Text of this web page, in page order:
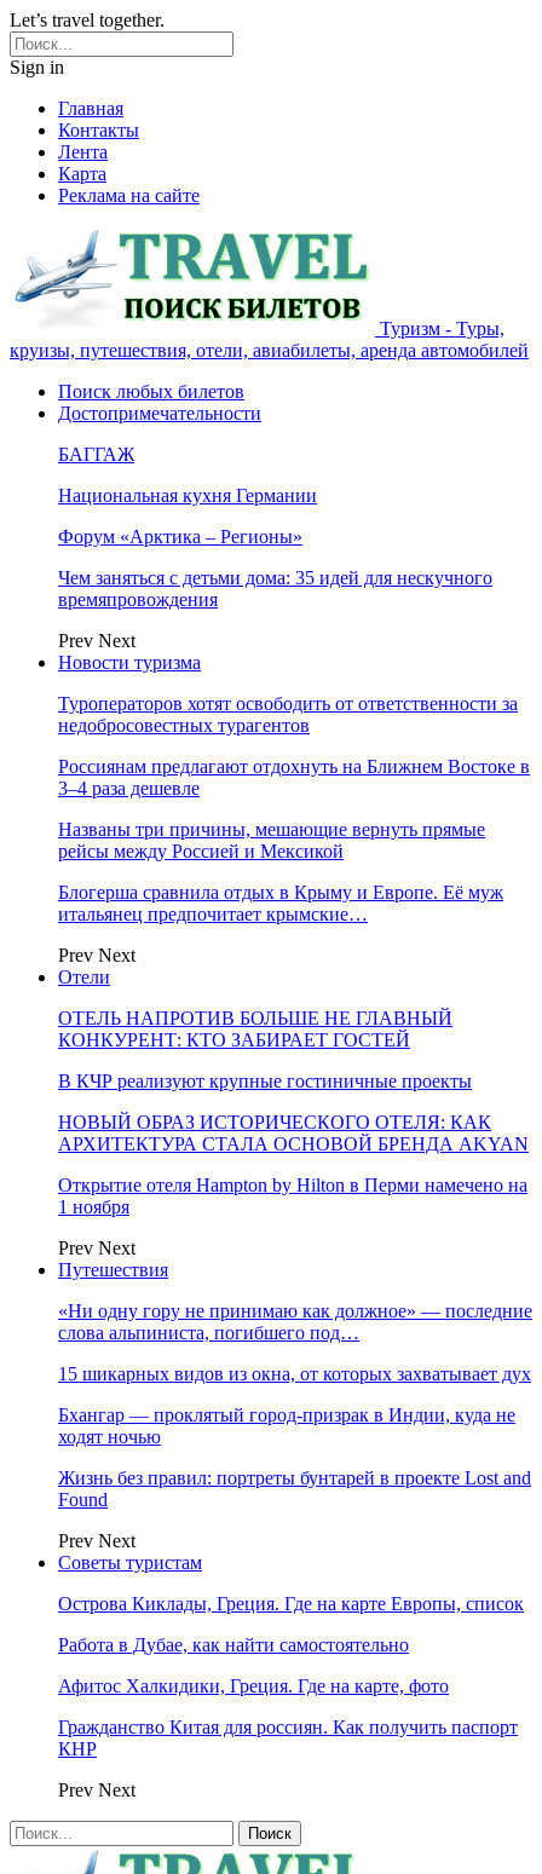
Let’s travel together.
Sign in
Главная
Контакты
Лента
Карта
Реклама на сайте
Туризм - Туры,
круизы, путешествия, отели, авиабилеты, аренда автомобилей
Поиск любых билетов
Достопримечательности
БАГГАЖ
Национальная кухня Германии
Форум «Арктика – Регионы»
Чем заняться с детьми дома: 35 идей для нескучного
времяпровождения
Prev Next
Новости туризма
Туроператоров хотят освободить от ответственности за
недобросовестных турагентов
Россиянам предлагают отдохнуть на Ближнем Востоке в
3–4 раза дешевле
Названы три причины, мешающие вернуть прямые
рейсы между Россией и Мексикой
Блогерша сравнила отдых в Крыму и Европе. Её муж
итальянец предпочитает крымские…
Prev Next
Отели
ОТЕЛЬ НАПРОТИВ БОЛЬШЕ НЕ ГЛАВНЫЙ
КОНКУРЕНТ: КТО ЗАБИРАЕТ ГОСТЕЙ
В КЧР реализуют крупные гостиничные проекты
НОВЫЙ ОБРАЗ ИСТОРИЧЕСКОГО ОТЕЛЯ: КАК
АРХИТЕКТУРА СТАЛА ОСНОВОЙ БРЕНДА AKYAN
Открытие отеля Hampton by Hilton в Перми намечено на
1 ноября
Prev Next
Путешествия
«Ни одну гору не принимаю как должное» — последние
слова альпиниста, погибшего под…
15 шикарных видов из окна, от которых захватывает дух
Бхангар — проклятый город-призрак в Индии, куда не
ходят ночью
Жизнь без правил: портреты бунтарей в проекте Lost and
Found
Prev Next
Советы туристам
Острова Киклады, Греция. Где на карте Европы, список
Работа в Дубае, как найти самостоятельно
Афитос Халкидики, Греция. Где на карте, фото
Гражданство Китая для россиян. Как получить паспорт
КНР
Prev Next